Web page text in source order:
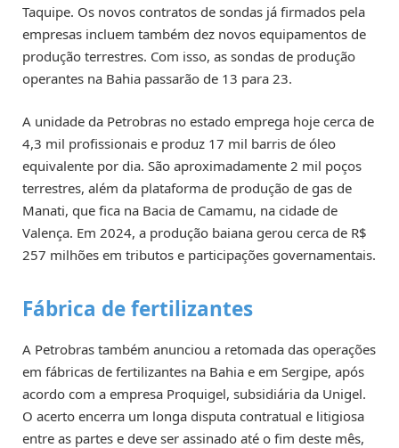
Taquipe. Os novos contratos de sondas já firmados pela
empresas incluem também dez novos equipamentos de
produção terrestres. Com isso, as sondas de produção
operantes na Bahia passarão de 13 para 23.
A unidade da Petrobras no estado emprega hoje cerca de
4,3 mil profissionais e produz 17 mil barris de óleo
equivalente por dia. São aproximadamente 2 mil poços
terrestres, além da plataforma de produção de gas de
Manati, que fica na Bacia de Camamu, na cidade de
Valença. Em 2024, a produção baiana gerou cerca de R$
257 milhões em tributos e participações governamentais.
Fábrica de fertilizantes
A Petrobras também anunciou a retomada das operações
em fábricas de fertilizantes na Bahia e em Sergipe, após
acordo com a empresa Proquigel, subsidiária da Unigel.
O acerto encerra um longa disputa contratual e litigiosa
entre as partes e deve ser assinado até o fim deste mês,